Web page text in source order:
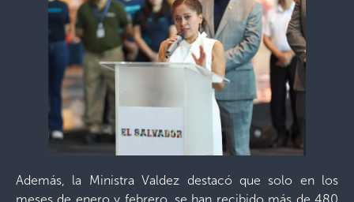
Además, la Ministra Valdez destacó que solo en los